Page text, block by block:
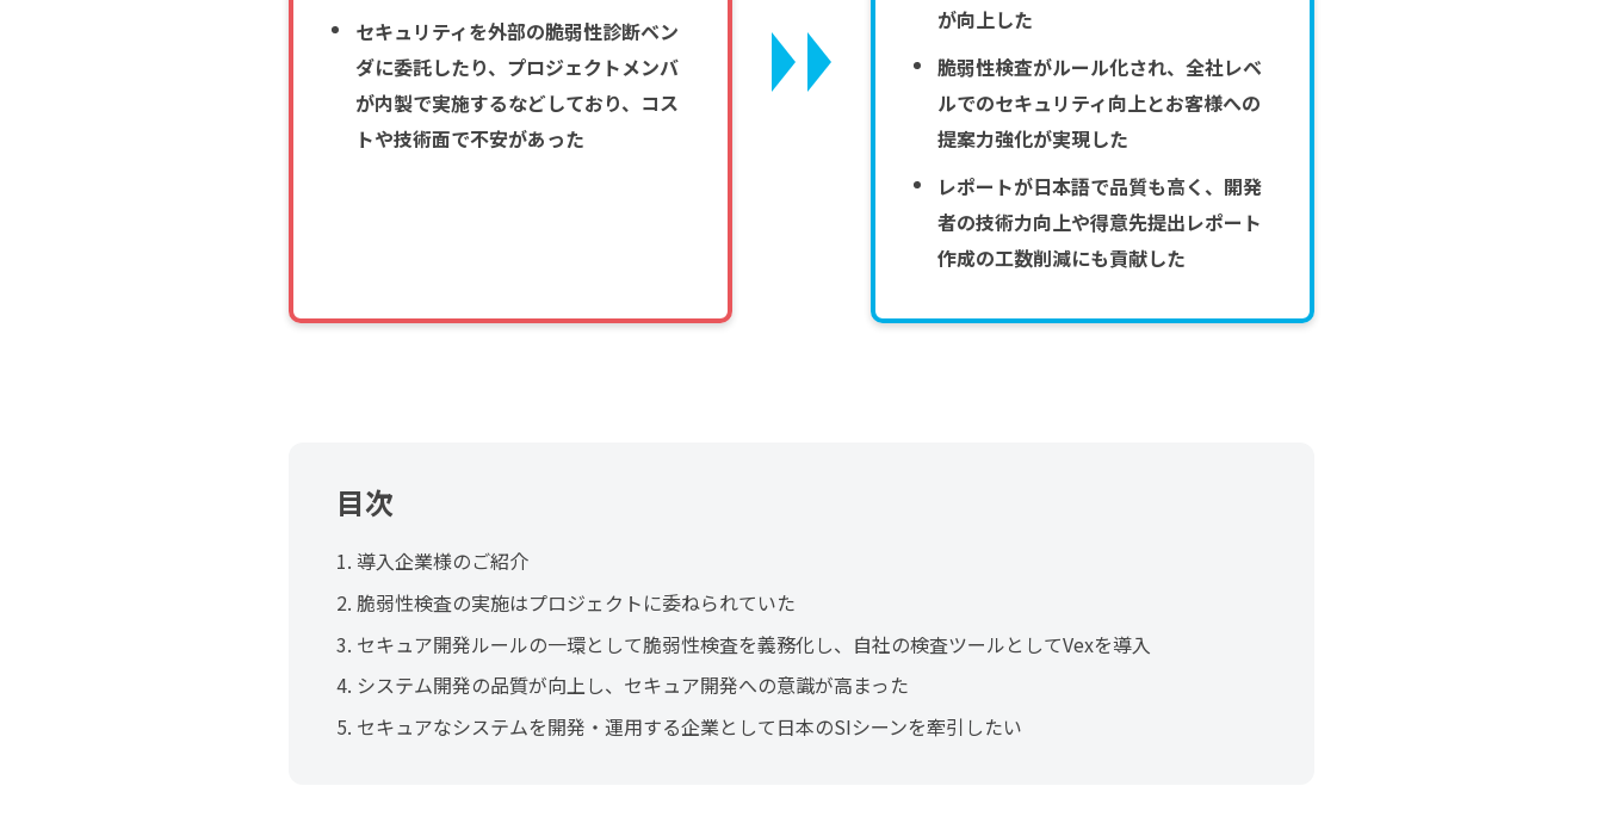
セキュリティを外部の脆弱性診断ベン
ダに委託したり、プロジェクトメンバ
が内製で実施するなどしており、コス
トや技術面で不安があった
が向上した
脆弱性検査がルール化され、全社レベ
ルでのセキュリティ向上とお客様への
提案力強化が実現した
レポートが日本語で品質も高く、開発
者の技術力向上や得意先提出レポート
作成の工数削減にも貢献した
目次
1. 導入企業様のご紹介
2. 脆弱性検査の実施はプロジェクトに委ねられていた
3. セキュア開発ルールの一環として脆弱性検査を義務化し、自社の検査ツールとしてVexを導入
4. システム開発の品質が向上し、セキュア開発への意識が高まった
5. セキュアなシステムを開発・運用する企業として日本のSIシーンを牽引したい